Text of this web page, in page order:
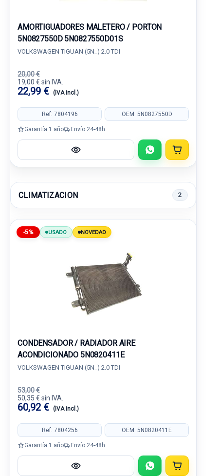
AMORTIGUADORES MALETERO / PORTON
5N0827550D 5N0827550D01S
VOLKSWAGEN TIGUAN (5N_) 2.0 TDI
20,00 €
19,00 € sin IVA.
22,99 € (IVA incl.)
Ref: 7804196 OEM: 5N0827550D
Garantía 1 año Envío 24-48h
CLIMATIZACION 2
-5% USADO NOVEDAD
CONDENSADOR / RADIADOR AIRE
ACONDICIONADO 5N0820411E
VOLKSWAGEN TIGUAN (5N_) 2.0 TDI
53,00 €
50,35 € sin IVA.
60,92 € (IVA incl.)
Ref: 7804256 OEM: 5N0820411E
Garantía 1 año Envío 24-48h